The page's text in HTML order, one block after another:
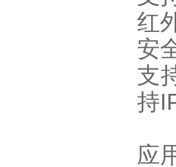
红
安
支
持
应